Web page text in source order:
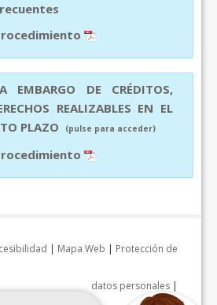
EMBARGO DE CRÉDITOS,
REALIZABLES EN EL
PLAZO
(pulse para acceder)
| Mapa Web | Protección de
datos personales |